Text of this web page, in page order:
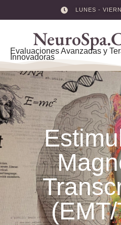
LUNES -
Evaluaciones Avanzadas y
Innovadoras